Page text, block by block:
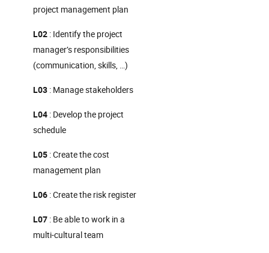
project management plan
L02 : Identify the project
manager’s responsibilities
(communication, skills, …)
L03 : Manage stakeholders
L04 : Develop the project
schedule
L05 : Create the cost
management plan
L06 : Create the risk register
L07 : Be able to work in a
multi-cultural team